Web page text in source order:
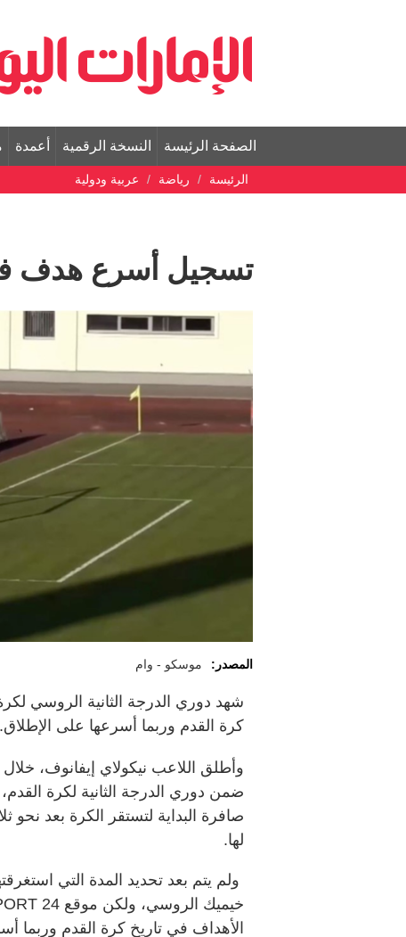
الصفحة الرئيسة النسخة الرقمية أعمدة
الرئيسة رياضة عربية ودولية
تسجيل أسرع هدف
المصدر: موسكو - وام
شهد دوري الدرجة الثانية الروسي
كرة القدم وربما أسرعها على الإطلاق.
وأطلق اللاعب نيكولاي إيفانوف،
ضمن دوري الدرجة الثانية لكرة
صافرة البداية لتستقر الكرة بعد
لها.
ولم يتم بعد تحديد المدة التي
الأهداف في تاريخ كرة القدم وربما